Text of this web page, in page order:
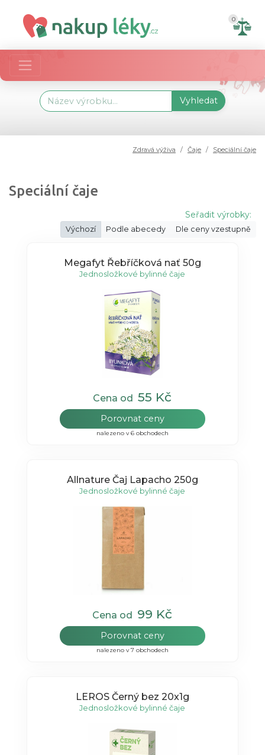
0
Vyhledat
Zdravá výživa Čaje Speciální čaje
Speciální čaje
Seřadit výrobky:
Výchozí Podle abecedy Dle ceny vzestupně
Megafyt Řebříčková nať 50g
Jednosložkové bylinné čaje
Cena od55 Kč
Porovnat ceny
nalezeno v 6 obchodech
Allnature Čaj Lapacho 250g
Jednosložkové bylinné čaje
Cena od 99 Kč
Porovnat ceny
nalezeno v 7 obchodech
LEROS Černý bez 20x1g
Jednosložkové bylinné čaje